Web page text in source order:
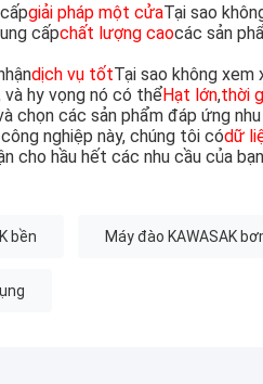
giải pháp một cửaTại sao
cấpchất lượng caocác sản
dịch vụ tốtTại sao không xem
và hy vọng nó có thểHạt lớn,thời
chọn các sản phẩm đáp ứng nhu
nghiệp này, chúng tôi códữ
cho hầu hết các nhu cầu của
bền Máy đào KAWASAK